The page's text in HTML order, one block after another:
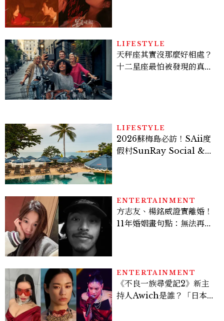
LIFESTYLE
天秤座其實沒那麼好相處？
十二星座最怕被發現的真實
LIFESTYLE
2026蘇梅島必訪！SAii度
假村SunRay Social &
ENTERTAINMENT
方志友、楊銘威證實離婚！
11年婚姻畫句點：無法再做
ENTERTAINMENT
《不良一族尋愛記2》新主
持人Awich是誰？「日本嘻